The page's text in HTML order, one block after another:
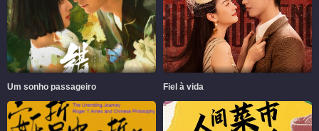
Um sonho passageiro Fiel à vida